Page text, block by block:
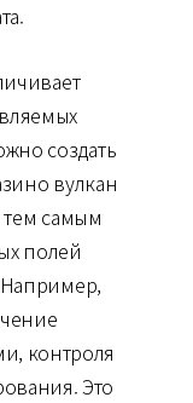
создать
вулкан
самым
полей
Например,
контроля
Это